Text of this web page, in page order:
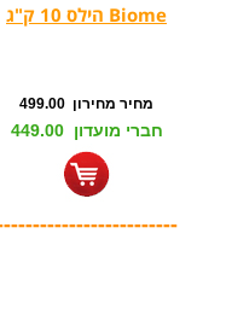
Biome הילס 10 ק"ג
מחיר מחירון 499.00
חברי מועדון 449.00